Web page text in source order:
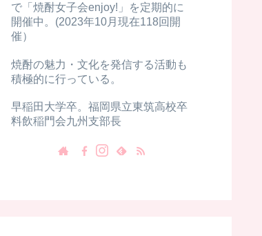
で「焼酎女子会enjoy!」を定期的に
開催中。(2023年10月現在118回開
催）
焼酎の魅力・文化を発信する活動も
積極的に行っている。
早稲田大学卒。福岡県立東筑高校卒
料飲稲門会九州支部長